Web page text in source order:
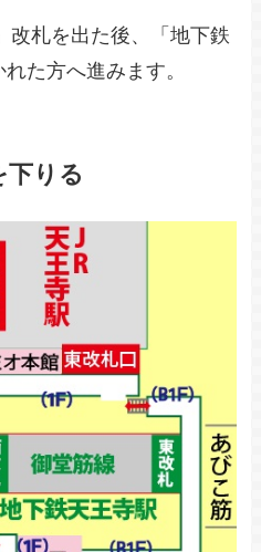
改札を出た後、「地下鉄
た方へ進みます。
下りる